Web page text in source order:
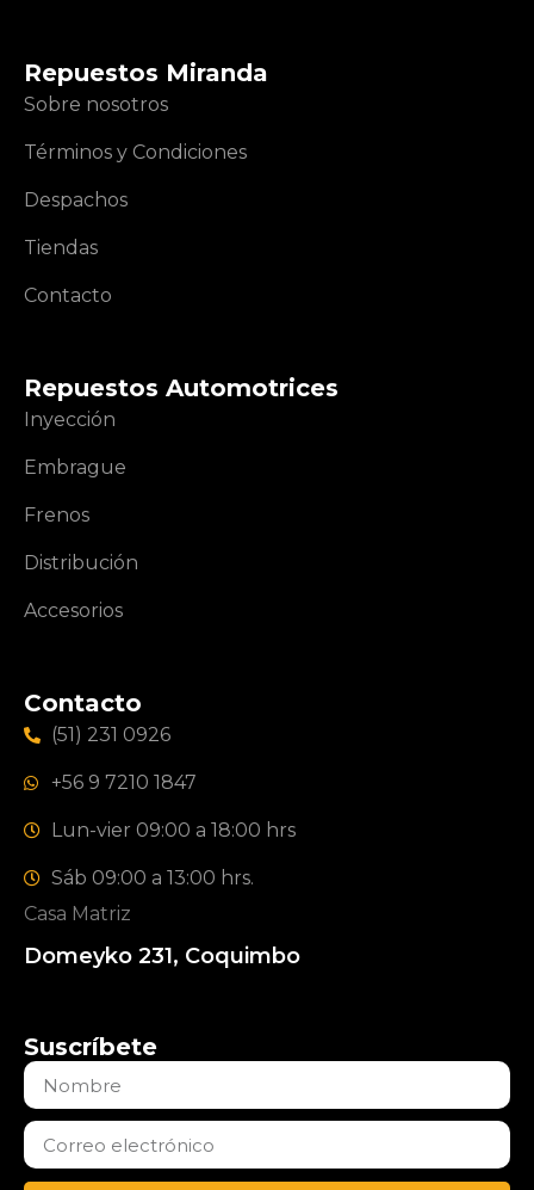
Repuestos Miranda
Sobre nosotros
Términos y Condiciones
Despachos
Tiendas
Contacto
Repuestos Automotrices
Inyección
Embrague
Frenos
Distribución
Accesorios
Contacto
(51) 231 0926
+56 9 7210 1847
Lun-vier 09:00 a 18:00 hrs
Sáb 09:00 a 13:00 hrs.
Casa Matriz
Domeyko 231, Coquimbo
Suscríbete